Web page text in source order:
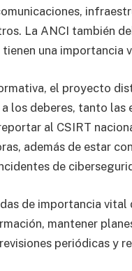
La ANCI también
una importancia
el proyecto
los deberes, tanto las
al CSIRT
además de estar
de
de importancia
mantener
periódicas y